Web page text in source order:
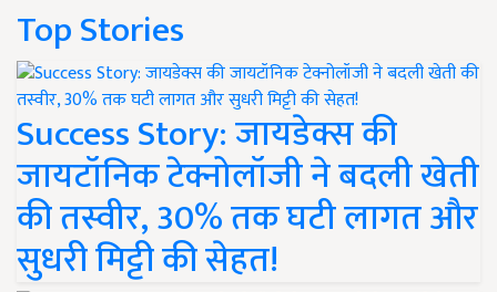
Top Stories
Success Story: जायडेक्स की
जायटॉनिक टेक्नोलॉजी ने बदली खेती
की तस्वीर, 30% तक घटी लागत और
सुधरी मिट्टी की सेहत!